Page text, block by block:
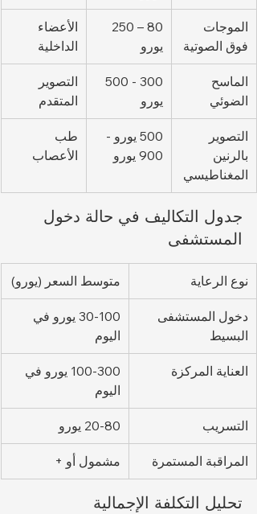
الموجات
فوق الصوتية
يورو
الأعضاء
الداخلية
الماسح
الضوئي
يورو
التصوير
المتقدم
التصوير
بالرنين
المغناطيسي
500 يورو -
900 يورو
طب
الأعصاب
جدول التكاليف في حالة دخول
المستشفى
نوع الرعاية متوسط السعر (يورو)
دخول المستشفى
البسيط
30-100 يورو في
اليوم
العناية المركزة
100-300 يورو في
اليوم
التسريب 20-80 يورو
المراقبة المستمرة مشمول أو +
تحليل التكلفة الإجمالية